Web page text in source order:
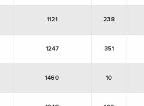
1121 238
1247 351
1460 10